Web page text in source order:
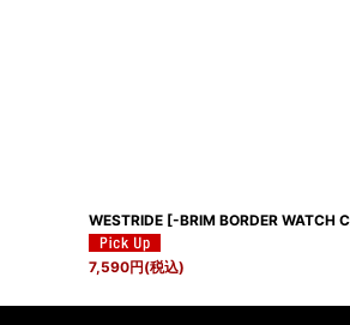
WESTRIDE [-BRIM BORDER WATCH
7,590円(税込)